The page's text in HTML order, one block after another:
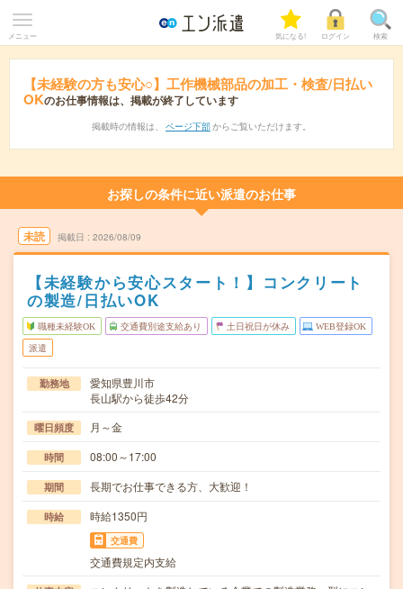
メニュー 気になる! ログイン 検索
【未経験の方も安心○】工作機械部品の加工・検査/日払い
OKのお仕事情報は、掲載が終了しています
掲載時の情報は、 ページ下部 からご覧いただけます。
お探しの条件に近い派遣のお仕事
未読 掲載日 2026/08/09
【未経験から安心スタート！】コンクリート
の製造/日払いOK
職種未経験OK 交通費別途支給あり 土日祝日が休み WEB登録OK
派遣
勤務地
愛知県豊川市
長山駅から徒歩42分
曜日頻度 月～金
時間 08:00～17:00
期間 長期でお仕事できる方、大歓迎！
時給 時給1350円
交通費
交通費規定内支給